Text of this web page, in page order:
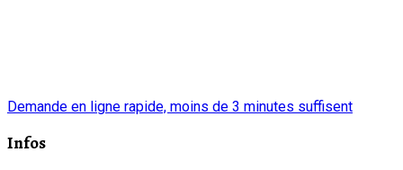
Demande en ligne rapide, moins de 3 minutes suffisent
Infos